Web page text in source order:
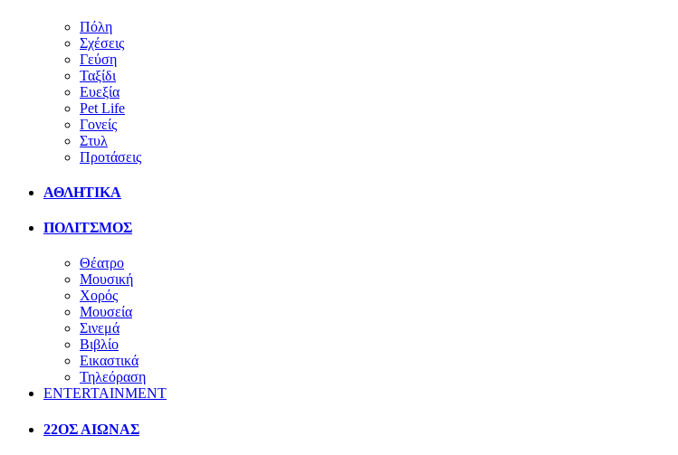
Πόλη
Σχέσεις
Γεύση
Ταξίδι
Ευεξία
Pet Life
Γονείς
Στυλ
Προτάσεις
ΑΘΛΗΤΙΚΑ
ΠΟΛΙΤΣΜΟΣ
Θέατρο
Μουσική
Χορός
Μουσεία
Σινεμά
Βιβλίο
Εικαστικά
Τηλεόραση
ENTERTAINMENT
22ΟΣ ΑΙΩΝΑΣ